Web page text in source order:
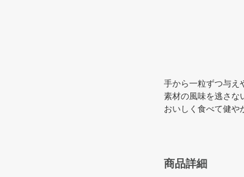
手から一粒ずつ与え
素材の風味を逃さな
おいしく食べて健や
商品詳細